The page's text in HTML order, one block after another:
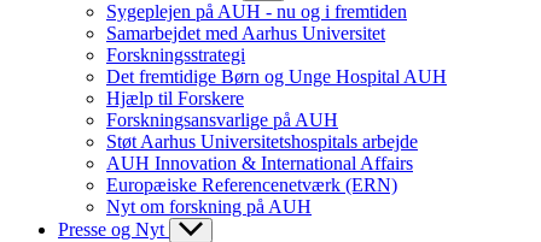
Sygeplejen på AUH - nu og i fremtiden
Samarbejdet med Aarhus Universitet
Forskningsstrategi
Det fremtidige Børn og Unge Hospital AUH
Hjælp til Forskere
Forskningsansvarlige på AUH
Støt Aarhus Universitetshospitals arbejde
AUH Innovation & International Affairs
Europæiske Referencenetværk (ERN)
Nyt om forskning på AUH
Presse og Nyt